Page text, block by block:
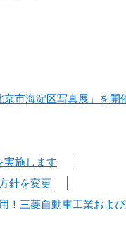
京市海淀区写真展」を開
実施します
針を変更
！三菱自動車工業およ